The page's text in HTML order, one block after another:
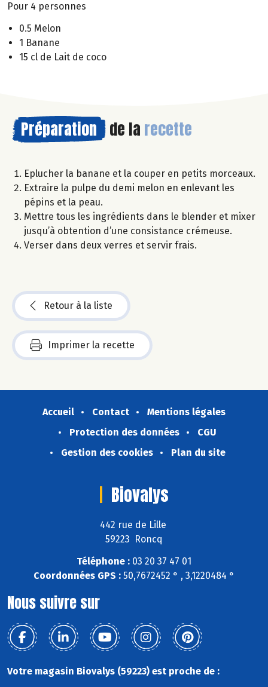
Pour 4 personnes
0.5 Melon
1 Banane
15 cl de Lait de coco
Préparation de la recette
Eplucher la banane et la couper en petits morceaux.
Extraire la pulpe du demi melon en enlevant les
pépins et la peau.
Mettre tous les ingrédients dans le blender et mixer
jusqu’à obtention d’une consistance crémeuse.
Verser dans deux verres et servir frais.
Retour à la liste
Imprimer la recette
Accueil Contact
Mentions légales
Protection des données
CGU
Gestion des cookies
Plan du site
Biovalys
442 rue de Lille
59223 Roncq
Téléphone : 03 20 37 47 01
Coordonnées GPS : 50,7672452 ° , 3,1220484 °
Nous suivre sur
Votre magasin Biovalys (59223) est proche de :